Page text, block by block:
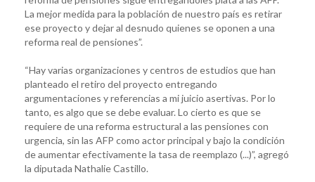
La mejor medida para la población de nuestro país es retirar
ese proyecto y dejar al desnudo quienes se oponen a una
reforma real de pensiones”.
“Hay varias organizaciones y centros de estudios que han
planteado el retiro del proyecto entregando
argumentaciones y referencias a mi juicio asertivas. Por lo
tanto, es algo que se debe evaluar. Lo cierto es que se
requiere de una reforma estructural a las pensiones con
urgencia, sin las AFP como actor principal y bajo la condición
de aumentar efectivamente la tasa de reemplazo (...)”, agregó
la diputada Nathalie Castillo.